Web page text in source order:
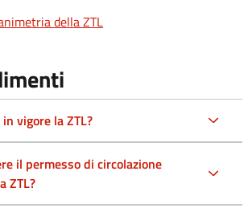
della ZTL
vigore la ZTL?
il permesso di circolazione
ZTL?